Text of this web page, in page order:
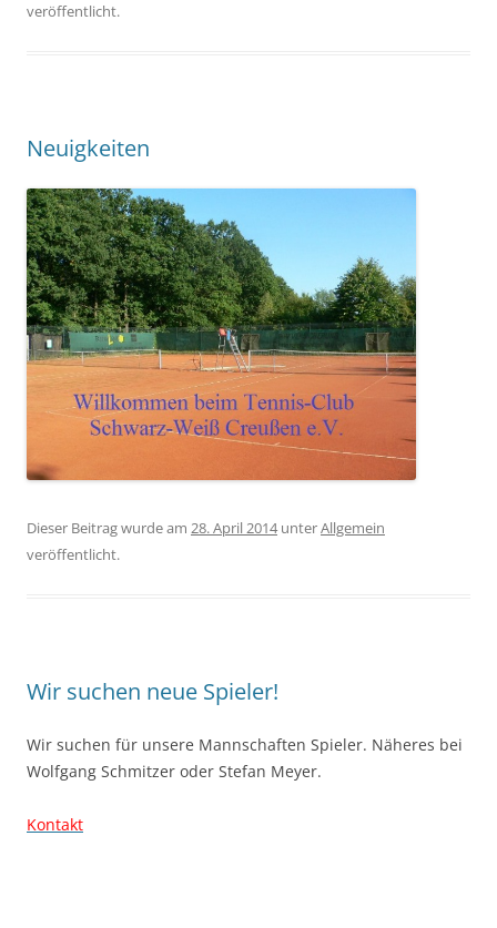
veröffentlicht.
Neuigkeiten
Dieser Beitrag wurde am 28. April 2014unterAllgemein
veröffentlicht.
Wir suchen neue Spieler!
Wir suchen für unsere Mannschaften Spieler. Näheres bei
Wolfgang Schmitzer oder Stefan Meyer.
Kontakt